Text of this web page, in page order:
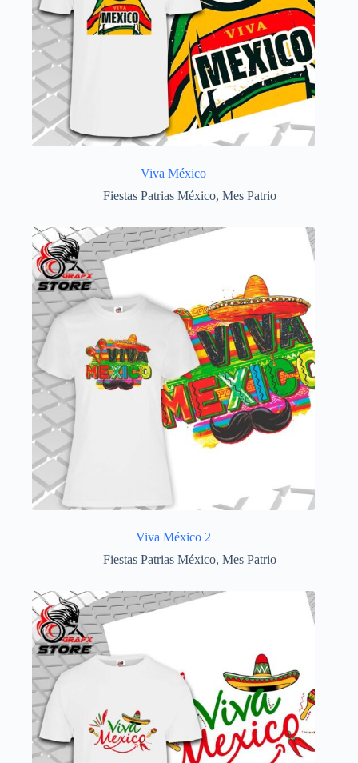
Viva México
Fiestas Patrias México, Mes Patrio
Viva México 2
Fiestas Patrias México, Mes Patrio